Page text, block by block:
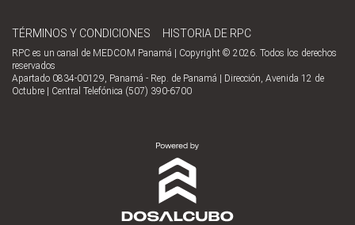
TÉRMINOS Y CONDICIONES HISTORIA DE RPC
RPC es un canal de MEDCOM Panamá | Copyright © 2026. Todos los derechos
reservados
Apartado 0834-00129, Panamá - Rep. de Panamá | Dirección, Avenida 12 de
Octubre | Central Telefónica (507) 390-6700